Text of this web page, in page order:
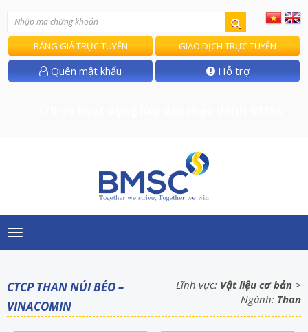
BẢNG GIÁ TRỰC TUYẾN GIAO DỊCH TRỰC TUYẾN
Quên mật khẩu Hỗ trợ
Toggle
navigation
CTCP THAN NÚI BÉO –
VINACOMIN
Lĩnh vực: Vật liệu cơ bản >
Ngành: Than